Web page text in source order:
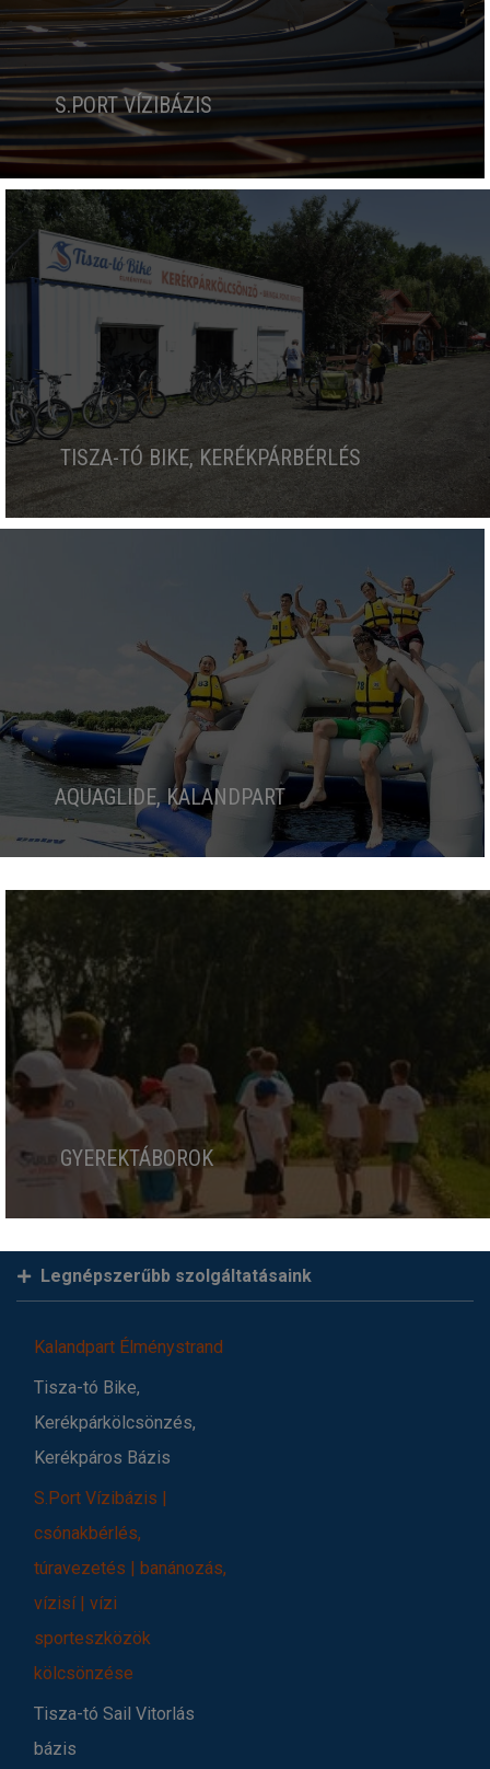
S.PORT VÍZIBÁZIS
TISZA-TÓ BIKE, KERÉKPÁRBÉRLÉS
AQUAGLIDE, KALANDPART
GYEREKTÁBOROK
Legnépszerűbb szolgáltatásaink
Kalandpart Élménystrand
Tisza-tó Bike,
Kerékpárkölcsönzés,
Kerékpáros Bázis
S.Port Vízibázis |
csónakbérlés,
túravezetés | banánozás,
vízisí | vízi
sporteszközök
kölcsönzése
Tisza-tó Sail Vitorlás
bázis